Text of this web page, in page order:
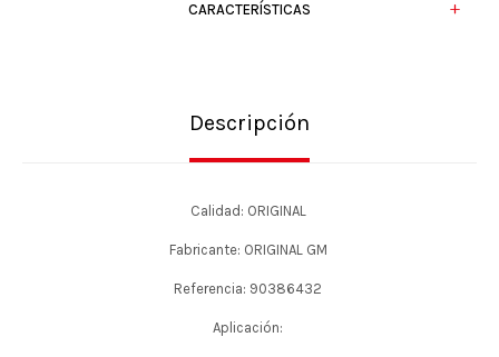
CARACTERÍSTICAS
Descripción
Calidad: ORIGINAL
Fabricante: ORIGINAL GM
Referencia: 90386432
Aplicación: